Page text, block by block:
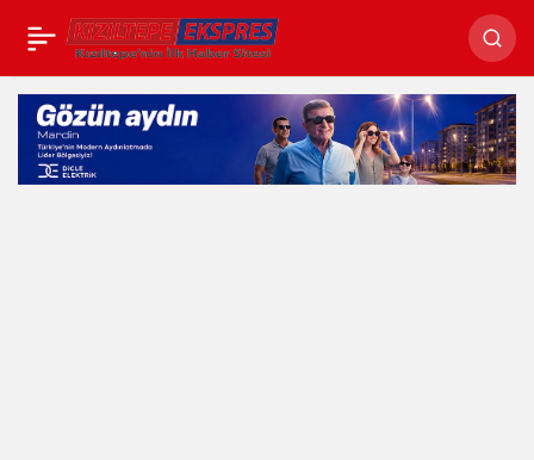
Kızıltepe 47 Spor,
Doğubayazıt FK maçı
hazırlıklarını